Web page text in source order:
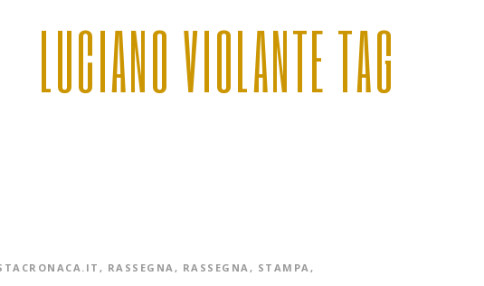
LUCIANO VIOLANTE TAG
, RASSEGNA, RASSEGNA, STAMPA,